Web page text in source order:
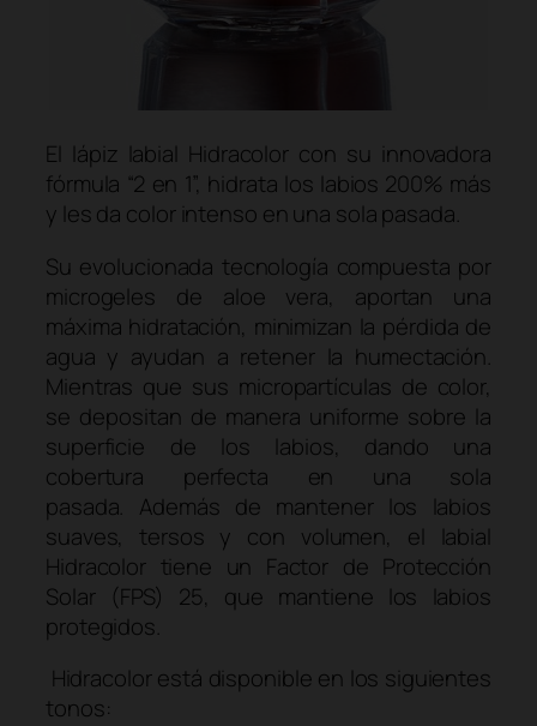
El lápiz labial Hidracolor con su innovadora
fórmula “2 en 1”, hidrata los labios 200% más
y les da color intenso en una sola pasada.
Su evolucionada tecnología compuesta por
microgeles de aloe vera, aportan una
máxima hidratación, minimizan la pérdida de
agua y ayudan a retener la humectación.
Mientras que sus micropartículas de color,
se depositan de manera uniforme sobre la
superficie de los labios, dando una
cobertura perfecta en una sola
pasada. Además de mantener los labios
suaves, tersos y con volumen, el labial
Hidracolor tiene un Factor de Protección
Solar (FPS) 25, que mantiene los labios
protegidos.
Hidracolor está disponible en los siguientes
tonos: